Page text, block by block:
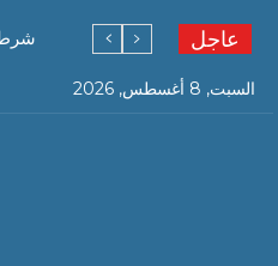
عاجل شرطة
السبت, 8 أغسطس, 2026